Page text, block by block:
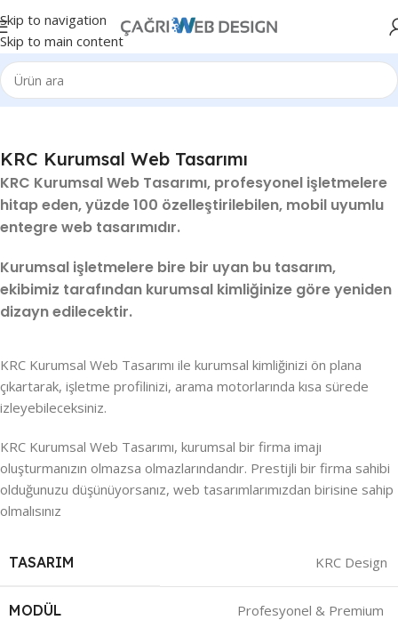
Skip to navigation
Skip to main content
KRC Kurumsal Web Tasarımı
KRC Kurumsal Web Tasarımı, profesyonel işletmelere
hitap eden, yüzde 100 özelleştirilebilen, mobil uyumlu
entegre web tasarımıdır.
Kurumsal işletmelere bire bir uyan bu tasarım,
ekibimiz tarafından kurumsal kimliğinize göre yeniden
dizayn edilecektir.
KRC Kurumsal Web Tasarımı ile kurumsal kimliğinizi ön plana
çıkartarak, işletme profilinizi, arama motorlarında kısa sürede
izleyebileceksiniz.
KRC Kurumsal Web Tasarımı, kurumsal bir firma imajı
oluşturmanızın olmazsa olmazlarındandır. Prestijli bir firma sahibi
olduğunuzu düşünüyorsanız, web tasarımlarımızdan birisine sahip
olmalısınız
TASARIM KRC Design
MODÜL Profesyonel & Premium